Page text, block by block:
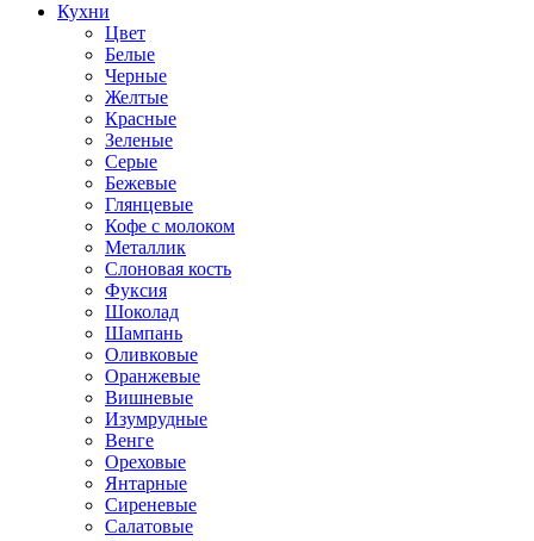
Кухни
Цвет
Белые
Черные
Желтые
Красные
Зеленые
Серые
Бежевые
Глянцевые
Кофе с молоком
Металлик
Слоновая кость
Фуксия
Шоколад
Шампань
Оливковые
Оранжевые
Вишневые
Изумрудные
Венге
Ореховые
Янтарные
Сиреневые
Салатовые